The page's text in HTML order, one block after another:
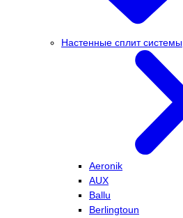
Настенные сплит системы
Aeronik
AUX
Ballu
Berlingtoun